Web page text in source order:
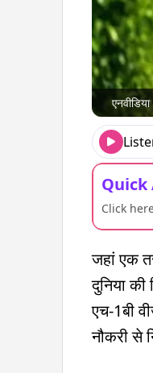
Click
जहां एक
दुनिया
एच-1बी
नौकरी से